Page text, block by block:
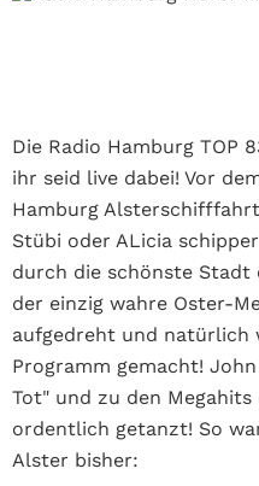
Die Radio Hamburg TOP
ihr seid live dabei! Vor
Hamburg
Stübi oder ALicia
durch die schönste Stadt
der einzig wahre Oster-
aufgedreht und natürlich
Programm gemacht!
Tot" und zu den
ordentlich getanzt! So
Alster bisher: